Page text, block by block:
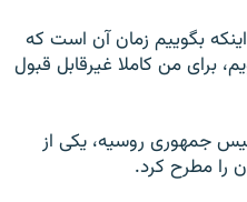
بگوییم زمان آن است که
برای من کاملا غیرقابل قبول
جمهوری روسیه، یکی از
را مطرح کرد.